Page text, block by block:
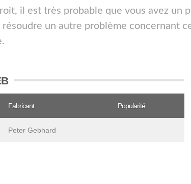
il est très probable que vous avez un
un autre problème concernant
Fabricant Popularité
Peter Gebhard